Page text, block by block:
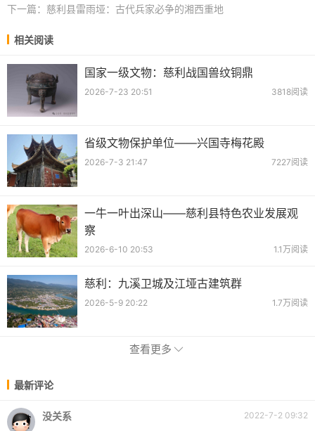
下一篇： 慈利县雷雨垭：古代兵家必争的湘西重地
相关阅读
国家一级文物：慈利战国兽纹铜鼎
2026-7-23 20:51 3818阅读
省级文物保护单位——兴国寺梅花殿
2026-7-3 21:47 7227阅读
一牛一叶出深山——慈利县特色农业发展观
察
2026-6-10 20:53 1.1万阅读
慈利：九溪卫城及江垭古建筑群
2026-5-9 20:22 1.7万阅读
查看更多
最新评论
没关系 2022-7-2 09:32